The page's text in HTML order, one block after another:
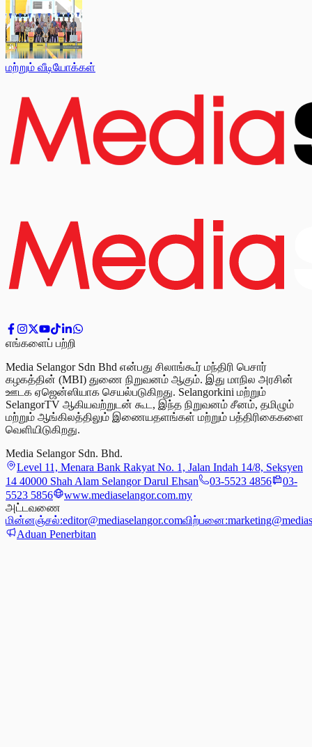
மற்றும் வீடியோக்கள்
எங்களைப் பற்றி
Media Selangor Sdn Bhd என்பது சிலாங்கூர் மந்திரி பெசார்
கழகத்தின் (MBI) துணை நிறுவனம் ஆகும். இது மாநில அரசின்
ஊடக ஏஜென்ஸியாக செயல்படுகிறது. Selangorkini மற்றும்
SelangorTV ஆகியவற்றுடன் கூட, இந்த நிறுவனம் சீனம், தமிழும்
மற்றும் ஆங்கிலத்திலும் இணையதளங்கள் மற்றும் பத்திரிகைகளை
வெளியிடுகிறது.
Media Selangor Sdn. Bhd.
Level 11, Menara Bank Rakyat No. 1, Jalan Indah 14/8, Seksyen
14 40000 Shah Alam Selangor Darul Ehsan
03-5523 4856
03-
5523 5856
www.mediaselangor.com.my
அட்டவணை
மின்னஞ்சல்:editor@mediaselangor.comவிற்பனை:
Aduan Penerbitan